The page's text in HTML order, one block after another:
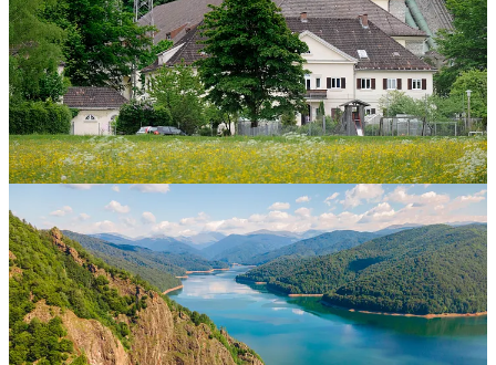
sito reale e capisci che geometria ha senso, cosa vincola davvero la
produzione e quanto può dare in un anno. L’edificio di una centrale
non sarà più una scatola misteriosa.
Se l’intelligenza dell’elica ti ha affascinato, la potenza estrattiva
delle turbine ti conquisterà. Passa a 💎 Cultura 360 per svelarla.